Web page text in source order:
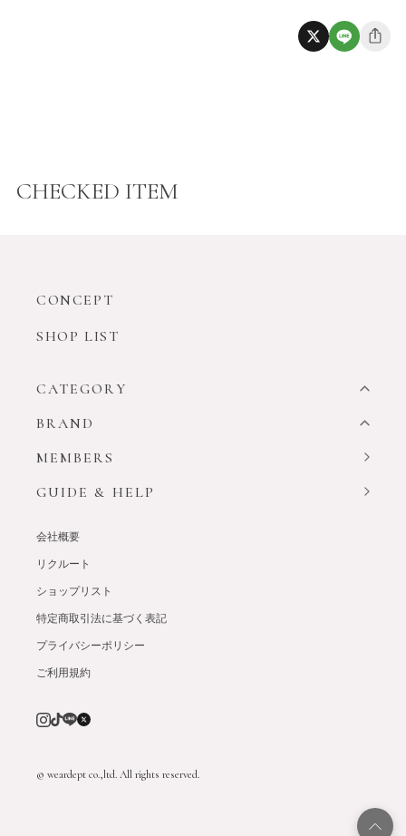
CHECKED ITEM
CONCEPT
SHOP LIST
CATEGORY
BRAND
MEMBERS
GUIDE & HELP
会社概要
リクルート
ショップリスト
特定商取引法に基づく表記
プライバシーポリシー
ご利用規約
© weardept co.,ltd. All rights reserved.